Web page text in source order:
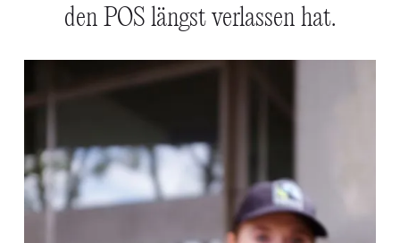
den POS längst verlassen hat.